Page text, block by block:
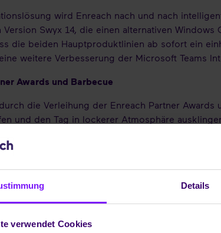
Details
verwendet Cookies
wird Enreach nach und nach
Swyx 14, die einen alternativen
die beiden Hauptproduktlinien ab sofort ein
weitere Verbesserung der Microsoft Teams
Awards und Barbecue
die Verleihung der Enreach Partner
und den Tag in lockerer Atmosphäre
aus innovativen Technologien und Open-Air-
besonders, dass so viele Partner unserer
Mein Dank gilt allen Teilnehmern, unseren
haben“, sagt Enreach VP Sales Marco Crueger.
Überblick: